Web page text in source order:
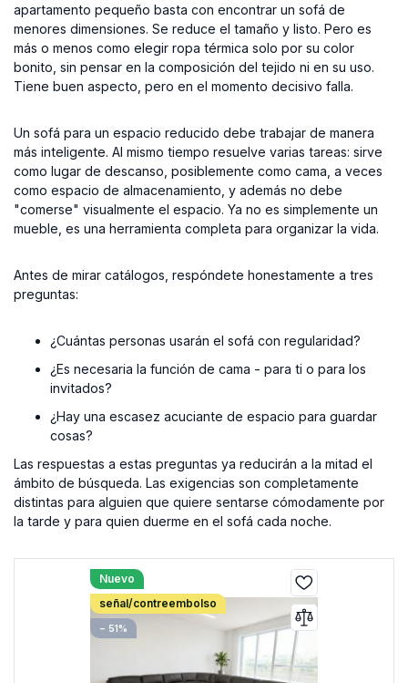
apartamento pequeño basta con encontrar un sofá de
menores dimensiones. Se reduce el tamaño y listo. Pero es
más o menos como elegir ropa térmica solo por su color
bonito, sin pensar en la composición del tejido ni en su uso.
Tiene buen aspecto, pero en el momento decisivo falla.
Un sofá para un espacio reducido debe trabajar de manera
más inteligente. Al mismo tiempo resuelve varias tareas: sirve
como lugar de descanso, posiblemente como cama, a veces
como espacio de almacenamiento, y además no debe
"comerse" visualmente el espacio. Ya no es simplemente un
mueble, es una herramienta completa para organizar la vida.
Antes de mirar catálogos, respóndete honestamente a tres
preguntas:
¿Cuántas personas usarán el sofá con regularidad?
¿Es necesaria la función de cama - para ti o para los
invitados?
¿Hay una escasez acuciante de espacio para guardar
cosas?
Las respuestas a estas preguntas ya reducirán a la mitad el
ámbito de búsqueda. Las exigencias son completamente
distintas para alguien que quiere sentarse cómodamente por
la tarde y para quien duerme en el sofá cada noche.
Nuevo
señal/contreembolso
− 51%